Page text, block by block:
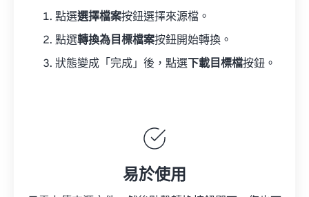
點選選擇檔案按鈕選擇來源檔。
點選轉換為目標檔案按鈕開始轉換。
狀態變成「完成」後，點選 下載目標檔按鈕。
易於使用